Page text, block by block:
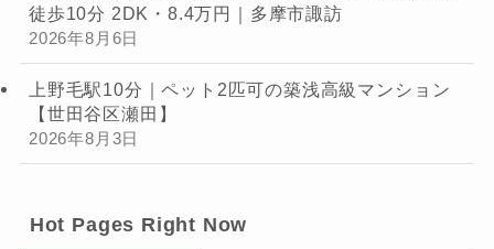
徒歩10分 2DK・8.4万円｜多摩市諏訪
2026年8月6日
上野毛駅10分｜ペット2匹可の築浅高級マンション
【世田谷区瀬田】
2026年8月3日
Hot Pages Right Now